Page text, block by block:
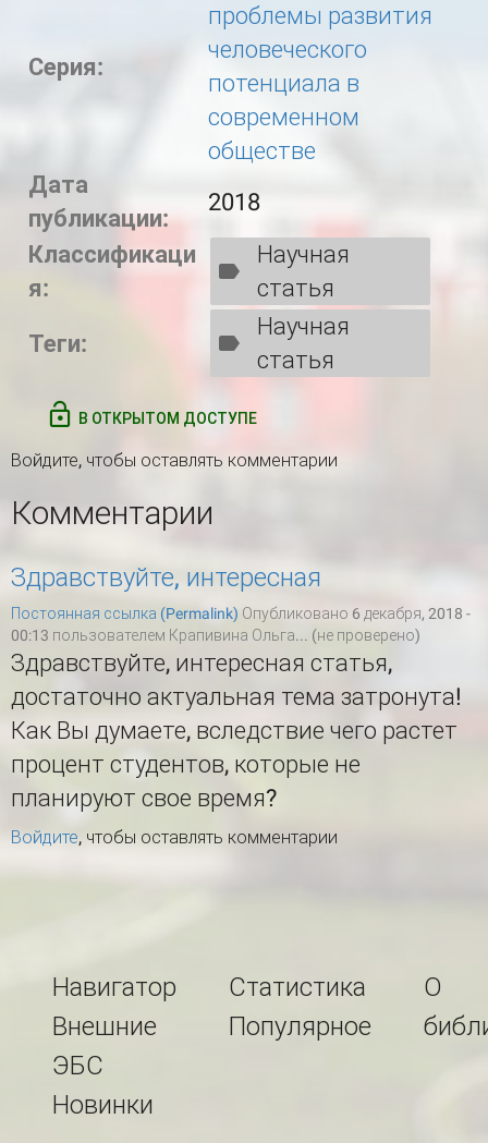
Серия:
проблемы развития
человеческого
потенциала в
современном
обществе
Дата
публикации:
2018
Классификаци
я:
Научная
статья
Теги:
Научная
статья
В ОТКРЫТОМ ДОСТУПЕ
Войдите, чтобы оставлять комментарии
Комментарии
Здравствуйте, интересная
Постоянная ссылка (Permalink) Опубликовано 6 декабря, 2018 -
00:13 пользователем Крапивина Ольга... (не проверено)
Здравствуйте, интересная статья,
достаточно актуальная тема затронута!
Как Вы думаете, вследствие чего растет
процент студентов, которые не
планируют свое время?
Войдите, чтобы оставлять комментарии
Навигатор
Внешние
ЭБС
Новинки
Статистика
Популярное
О